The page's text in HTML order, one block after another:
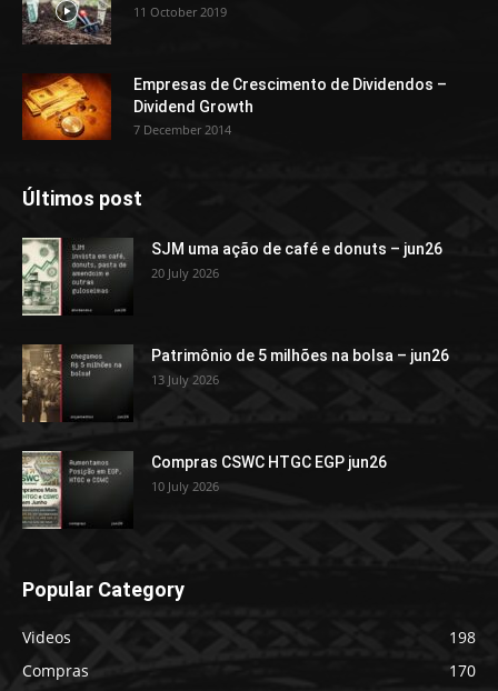
11 October 2019
Empresas de Crescimento de Dividendos –
Dividend Growth
7 December 2014
Últimos post
SJM uma ação de café e donuts – jun26
20 July 2026
Patrimônio de 5 milhões na bolsa – jun26
13 July 2026
Compras CSWC HTGC EGP jun26
10 July 2026
Popular Category
Videos
198
Compras
170